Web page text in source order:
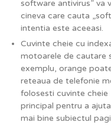
software antivirus” va
cineva care cauta
intentia este aceeasi.
Cuvinte cheie cu
motoarele de cautare
exemplu, orange
reteaua de telefonie
folosesti cuvinte
principal pentru a
mai bine subiectul